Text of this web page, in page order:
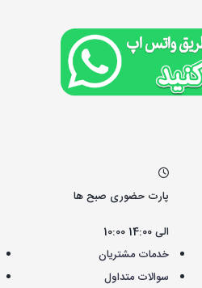
پارت حضوری صبح ها
10:00 الی 14:00
خدمات مشتریان
سوالات متداول